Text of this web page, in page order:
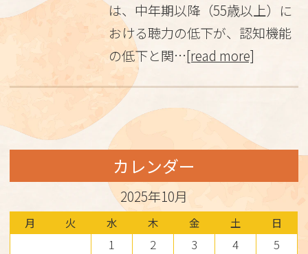
は、中年期以降（55歳以上）に
おける聴力の低下が、認知機能
の低下と関…[read more]
カレンダー
2025年10月
月 火 水 木 金 土 日
1 2 3 4
5